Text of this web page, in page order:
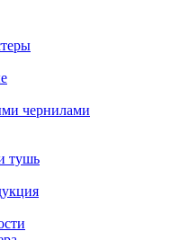
чернилами
тушь